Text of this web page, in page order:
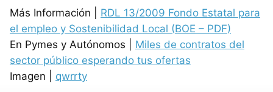
Más Información | RDL 13/2009 Fondo Estatal para
el empleo y Sostenibilidad Local (BOE – PDF)
En Pymes y Autónomos | Miles de contratos del
sector público esperando tus ofertas
Imagen | qwrrty